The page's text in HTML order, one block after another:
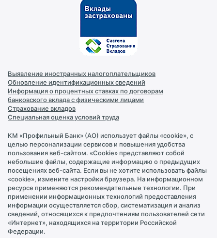
Новости
Документы и лицензии
Раскрытие информации
Персональные данные
Правила безопасности
Карьера в банке
Выявление иностранных налогоплательщиков
Обновление идентификационных сведений
Информация о процентных ставках по договорам
банковского вклада с физическими лицами
Страхование вкладов
Специальная оценка условий труда
КМ «Профильный Банк» (АО) использует файлы «cookie», с
целью персонализации сервисов и повышения удобства
пользования веб-сайтом. «Cookie» представляют собой
небольшие файлы, содержащие информацию о предыдущих
посещениях веб-сайта. Если вы не хотите использовать файлы
«cookie», измените настройки браузера. На информационном
ресурсе применяются рекомендательные технологии. При
применении информационных технологий предоставления
информации осуществляется сбор, систематизация и анализ
сведений, относящихся к предпочтениям пользователей сети
«Интернет», находящихся на территории Российской
Федерации.